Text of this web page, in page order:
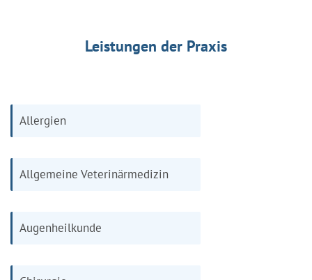
Leistungen der Praxis
Allergien
Allgemeine Veterinärmedizin
Augenheilkunde